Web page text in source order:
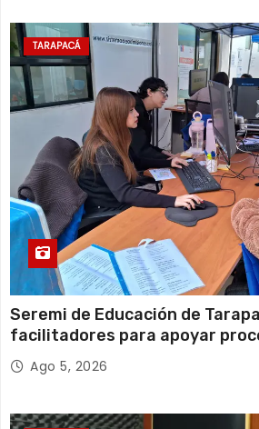
TARAPACÁ
Seremi de Educación de
facilitadores para apoyar
Escolar 2027
Ago 5, 2026